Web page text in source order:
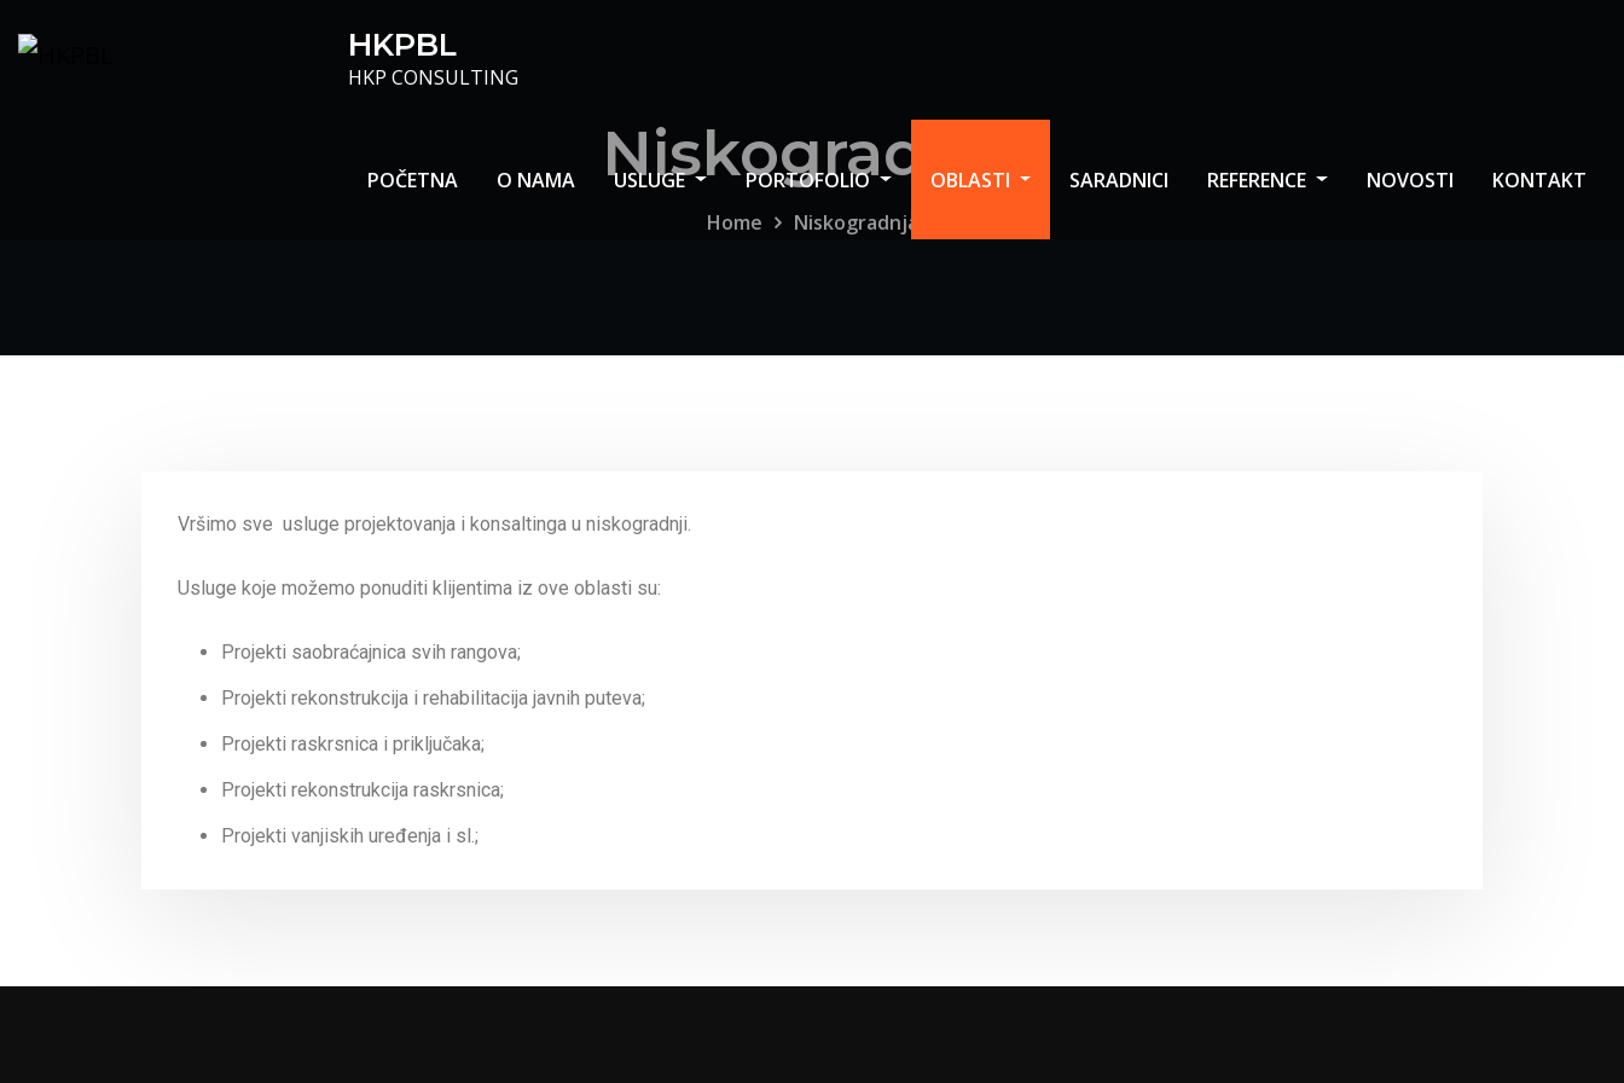
HKPBL
HKP CONSULTING
POČETNA O NAMA USLUGE PORTOFOLIO OBLASTI SARADNICI REFERENCE NOVOSTI KONTAKT
Niskogradnja
Home Niskogradnja
Vršimo sve usluge projektovanja i konsaltinga u niskogradnji.
Usluge koje možemo ponuditi klijentima iz ove oblasti su:
Projekti saobraćajnica svih rangova;
Projekti rekonstrukcija i rehabilitacija javnih puteva;
Projekti raskrsnica i priključaka;
Projekti rekonstrukcija raskrsnica;
Projekti vanjiskih uređenja i sl.;